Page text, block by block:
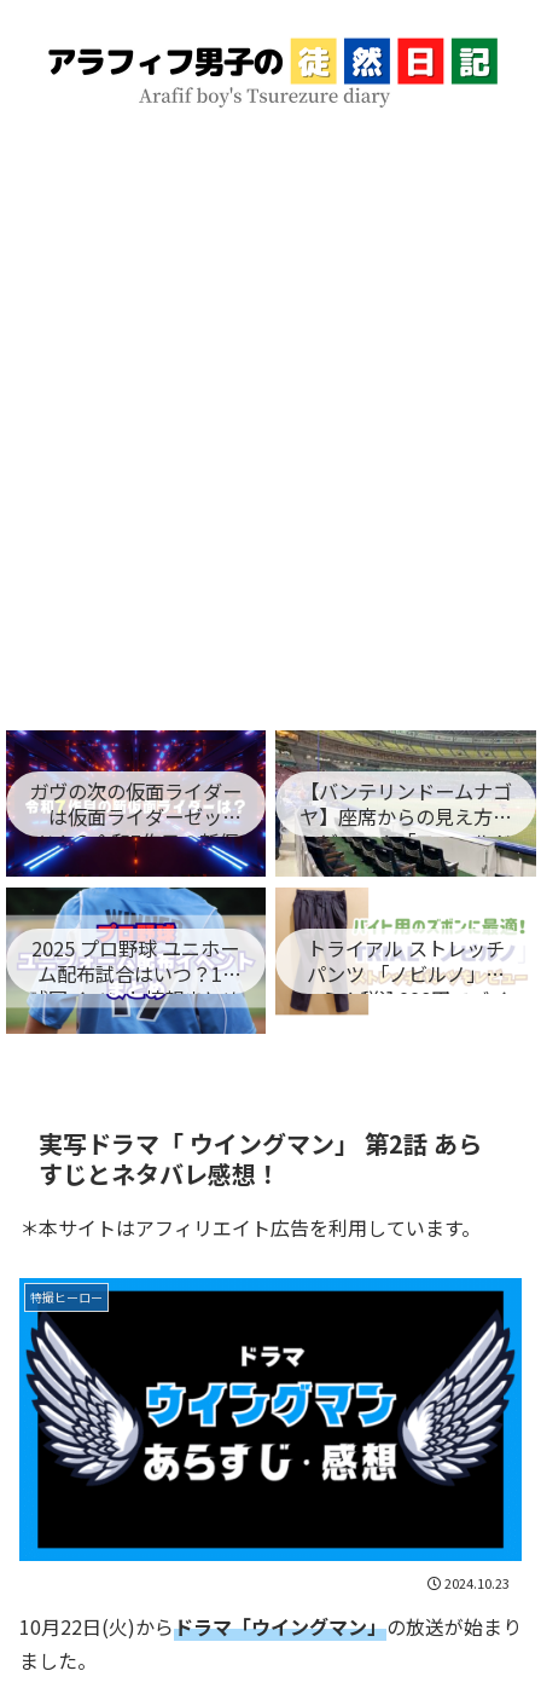
ガヴの次の仮面ライダー
は仮面ライダーゼッ
ツ！？令和7作目の新仮
面ライダー名が判明！
【バンテリンドームナゴ
ヤ】座席からの見え方を
レビュー！「フィールド
シート編」
2025 プロ野球 ユニホー
ム配布試合はいつ？12
球団イベント情報まとめ
トライアル ストレッチ
パンツ 「ノビルノ」口
コミ！税込998円でバイ
ト用のズボンに最適！
実写ドラマ「 ウイングマン」 第2話 あら
すじとネタバレ感想！
＊本サイトはアフィリエイト広告を利用しています。
特撮ヒーロー
2024.10.23
10月22日(火)からドラマ「ウイングマン」の放送が始まり
ました。